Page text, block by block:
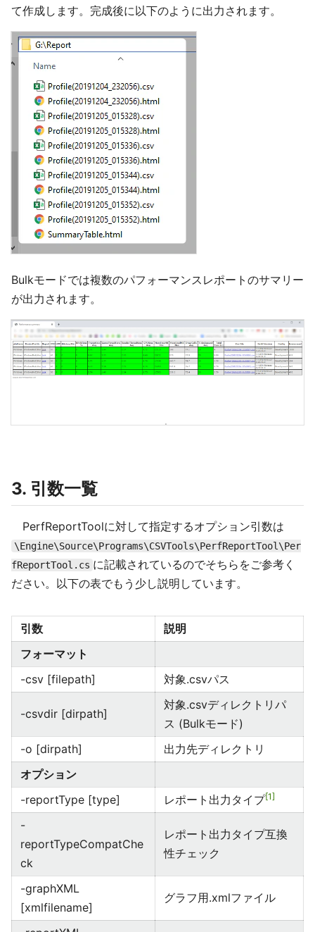
て作成します。完成後に以下のように出力されます。
Bulkモードでは複数のパフォーマンスレポートのサマリー
が出力されます。
3. 引数一覧
PerfReportToolに対して指定するオプション引数は
\Engine\Source\Programs\CSVTools\PerfReportTool\Per
fReportTool.cs に記載されているのでそちらをご参考く
ださい。以下の表でもう少し説明しています。
引数
説明
フォーマット
-csv [filepath]
対象.csvパス
-csvdir [dirpath]
対象.csvディレクトリパ
ス (Bulkモード)
-o [dirpath]
出力先ディレクトリ
オプション
-reportType [type]
レポート出力タイプ 1
-
reportTypeCompatChe
ck
レポート出力タイプ互換
性チェック
-graphXML
[xmlfilename]
グラフ用.xmlファイル